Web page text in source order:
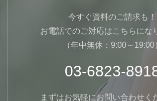
今すぐ資料のご請求も！
お電話でのご対応はこちらにな
（年中無休：9:00～19:00
03-6823-
まずはお気軽にお問い合わせく